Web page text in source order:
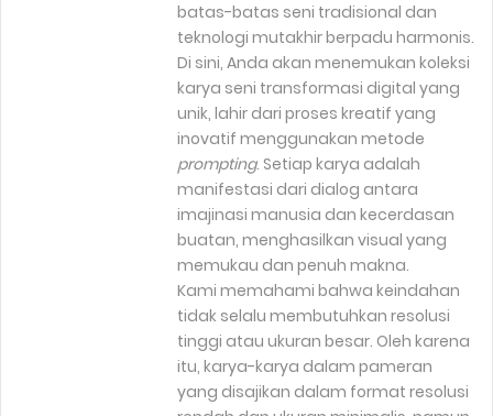
batas-batas seni tradisional dan
teknologi mutakhir berpadu harmonis.
Di sini, Anda akan menemukan koleksi
karya seni transformasi digital yang
unik, lahir dari proses kreatif yang
inovatif menggunakan metode
prompting. Setiap karya adalah
manifestasi dari dialog antara
imajinasi manusia dan kecerdasan
buatan, menghasilkan visual yang
memukau dan penuh makna.
Kami memahami bahwa keindahan
tidak selalu membutuhkan resolusi
tinggi atau ukuran besar. Oleh karena
itu, karya-karya dalam pameran
yang disajikan dalam format resolusi